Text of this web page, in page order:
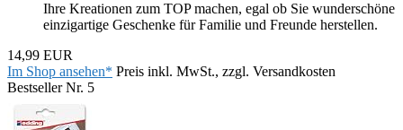
Ihre Kreationen zum TOP machen, egal ob Sie wunderschöne
einzigartige Geschenke für Familie und Freunde herstellen.
14,99 EUR
Im Shop ansehen* Preis inkl. MwSt., zzgl. Versandkosten
Bestseller Nr. 5